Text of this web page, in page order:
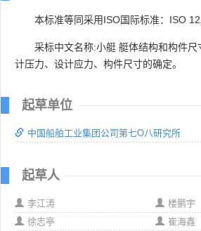
本标准等同采用ISO国际标准：ISO
采标中文名称:小艇 艇体结构和构件
计压力、设计应力、构件尺寸的确定。
起草单位
中国船舶工业集团公司第七O八研究所
起草人
李江涛
楼鹏宇
徐志亭
崔海鑫